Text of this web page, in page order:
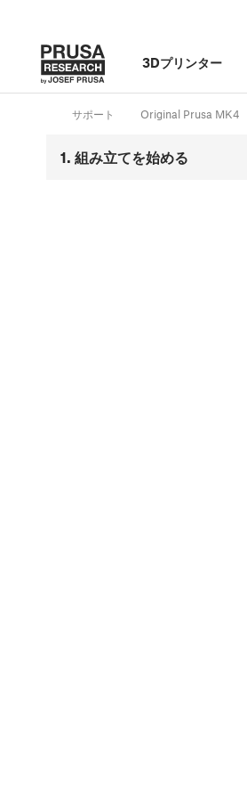
3Dプリンター
サポート Original Prusa MK4
1. 組み立てを始める